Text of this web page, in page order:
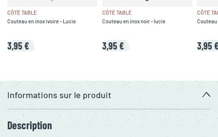
CÔTÉ TABLE
Couteau en inox ivoire - Lucie
3,95 €
CÔTÉ TABLE
Couteau en inox noir - lucie
3,95 €
CÔTÉ
Couteau
3,95
Informations sur le produit
Description